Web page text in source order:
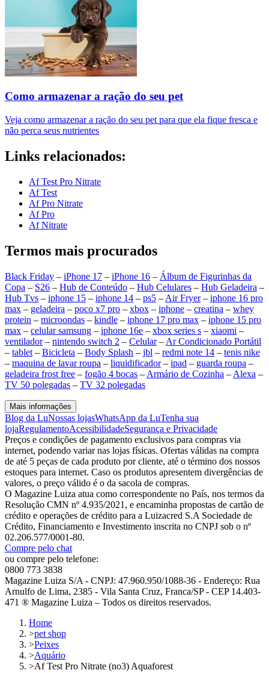
Como armazenar a ração do seu pet
Veja como armazenar a ração do seu pet para que ela fique fresca e
não perca seus nutrientes
Links relacionados:
Af Test Pro Nitrate
Af Test
Af Pro Nitrate
Af Pro
Af Nitrate
Termos mais procurados
Black Friday – iPhone 17 – iPhone 16 – Álbum de Figurinhas da
Copa – S26 – Hub de Conteúdo – Hub Celulares – Hub Geladeira –
Hub Tvs – iphone 15 – iphone 14 – ps5 – Air Fryer– iphone 16 pro
max – geladeira – poco x7 pro – xbox – iphone – creatina – whey
protein – microondas – kindle – iphone 17 pro max – iphone 15 pro
max – celular samsung – iphone 16e – xbox series s – xiaomi –
ventilador– nintendo switch 2 – Celular– Ar Condicionado Portátil
– tablet – Bicicleta – Body Splash – jbl – redmi note 14 – tenis nike
– maquina de lavar roupa – liquidificador– ipad – guarda roupa –
geladeira frost free – fogão 4 bocas – Armário de Cozinha – Alexa –
TV 50 polegadas – TV 32 polegadas
Mais informações
Blog da LuNossas lojasWhatsApp da LuTenha sua
lojaRegulamentoAcessibilidadeSegurança e Privacidade
Preços e condições de pagamento exclusivos para compras via
internet, podendo variar nas lojas físicas. Ofertas válidas na compra
de até 5 peças de cada produto por cliente, até o término dos nossos
estoques para internet. Caso os produtos apresentem divergências de
valores, o preço válido é o da sacola de compras.
O Magazine Luiza atua como correspondente no País, nos termos da
Resolução CMN nº 4.935/2021, e encaminha propostas de cartão de
crédito e operações de crédito para a Luizacred S.A Sociedade de
Crédito, Financiamento e Investimento inscrita no CNPJ sob o nº
02.206.577/0001-80.
Compre pelo chat
ou compre pelo telefone:
0800 773 3838
Magazine Luiza S/A - CNPJ: 47.960.950/1088-36 - Endereço: Rua
Arnulfo de Lima, 2385 - Vila Santa Cruz, Franca/SP - CEP 14.403-
471 ® Magazine Luiza – Todos os direitos reservados.
Home
>pet shop
>Peixes
>Aquário
>Af Test Pro Nitrate (no3) Aquaforest